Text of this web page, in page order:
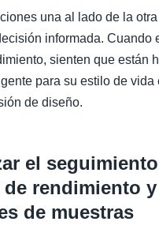
una al lado de la otra
informada. Cuando
sienten que están
para su estilo de vida
de diseño.
el
rendimiento y
de muestras